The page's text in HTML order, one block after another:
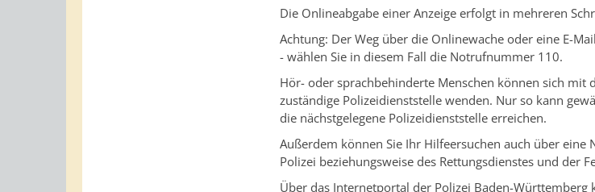
Die Onlineabgabe einer Anzeige erfolgt in mehreren
Achtung: Der Weg über die Onlinewache oder eine E-
- wählen Sie in diesem Fall die Notrufnummer 110.
Hör- oder sprachbehinderte Menschen können sich
zuständige Polizeidienststelle wenden. Nur so kann
die nächstgelegene Polizeidienststelle erreichen.
Außerdem können Sie Ihr Hilfeersuchen auch über eine
Polizei beziehungsweise des Rettungsdienstes und der
Über das Internetportal der Polizei Baden-Württemberg